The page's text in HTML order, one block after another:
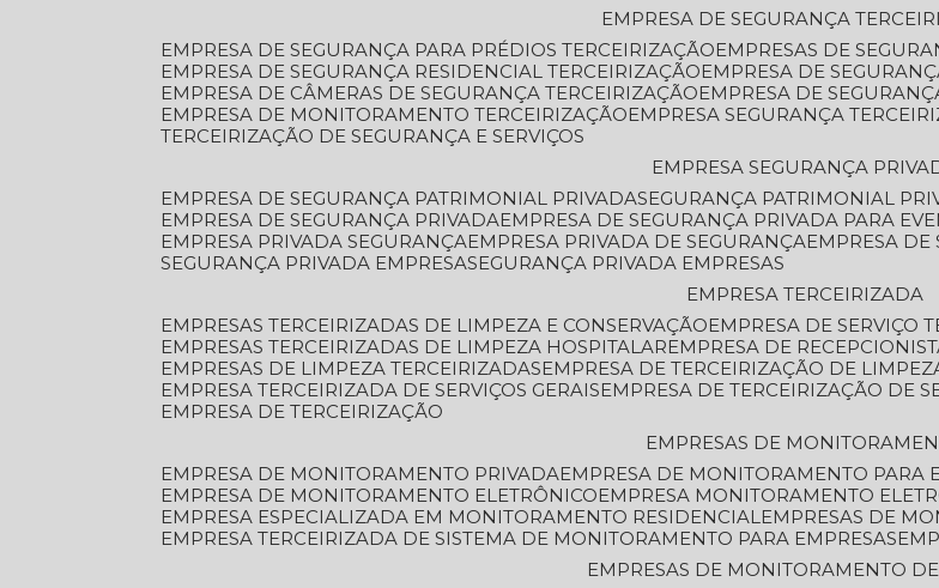
EMPRESA DE SEGURANÇA
EMPRESA DE SEGURANÇA PARA PRÉDIOS TERCEIRIZAÇÃO
EMPRESAS DE
EMPRESA DE SEGURANÇA RESIDENCIAL TERCEIRIZAÇÃO
EMPRESA DE
EMPRESA DE CÂMERAS DE SEGURANÇA TERCEIRIZAÇÃO
EMPRESA DE
EMPRESA DE MONITORAMENTO TERCEIRIZAÇÃO
EMPRESA SEGURANÇA
TERCEIRIZAÇÃO DE SEGURANÇA E SERVIÇOS
EMPRESA SEGURANÇA
EMPRESA DE SEGURANÇA PATRIMONIAL PRIVADA SEGURANÇA PATRIMONIAL
EMPRESA DE SEGURANÇA PRIVADA
EMPRESA DE SEGURANÇA PRIVADA PARA
EMPRESA PRIVADA SEGURANÇA
EMPRESA PRIVADA DE SEGURANÇA
EMPRESA
SEGURANÇA PRIVADA EMPRESA SEGURANÇA PRIVADA EMPRESAS
EMPRESA TERCEIRIZADA
EMPRESAS TERCEIRIZADAS DE LIMPEZA E CONSERVAÇÃO
EMPRESA DE SERVIÇO
EMPRESAS TERCEIRIZADAS DE LIMPEZA HOSPITALAR
EMPRESA DE
EMPRESAS DE LIMPEZA TERCEIRIZADAS
EMPRESA DE TERCEIRIZAÇÃO DE
EMPRESA TERCEIRIZADA DE SERVIÇOS GERAIS
EMPRESA DE TERCEIRIZAÇÃO DE
EMPRESA DE TERCEIRIZAÇÃO
EMPRESAS DE
EMPRESA DE MONITORAMENTO PRIVADA
EMPRESA DE MONITORAMENTO PARA
EMPRESA DE MONITORAMENTO ELETRÔNICO
EMPRESA MONITORAMENTO
EMPRESA ESPECIALIZADA EM MONITORAMENTO RESIDENCIAL
EMPRESAS DE
EMPRESA TERCEIRIZADA DE SISTEMA DE MONITORAMENTO PARA EMPRESAS
EMPRESAS DE MONITORAMENTO